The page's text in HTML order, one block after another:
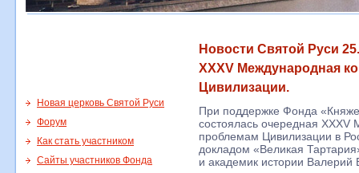
Новости Святой Руси
XXXV Международная
Цивилизации.
Новая церковь Святой Руси
Форум
Как стать участником
Сайты участников Фонда
При поддержке Фонда
состоялась очередная
проблемам Цивилизации в
докладом «Великая
и академик истории Валерий